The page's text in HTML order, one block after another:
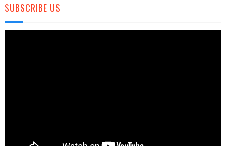
SUBSCRIBE US